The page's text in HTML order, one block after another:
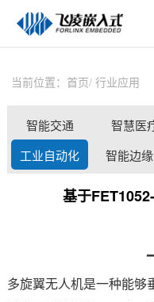
技术与支持
在线文档
天猫商城
当前位置： 首页 行业应用
智能交通 智慧医
工业自动化 智能边
算
基于
多旋翼无人机是一种能够